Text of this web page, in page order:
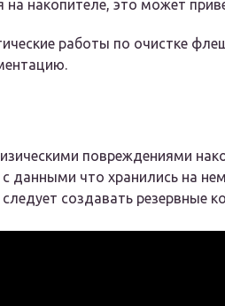
накопителе, это может
работы по очистке
повреждениями
с данными что хранились на
создавать резервные